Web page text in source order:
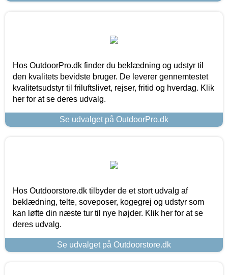
Hos OutdoorPro.dk finder du beklædning og udstyr til
den kvalitets bevidste bruger. De leverer gennemtestet
kvalitetsudstyr til friluftslivet, rejser, fritid og hverdag. Klik
her for at se deres udvalg.
Se udvalget på OutdoorPro.dk
Hos Outdoorstore.dk tilbyder de et stort udvalg af
beklædning, telte, soveposer, kogegrej og udstyr som
kan løfte din næste tur til nye højder. Klik her for at se
deres udvalg.
Se udvalget på Outdoorstore.dk